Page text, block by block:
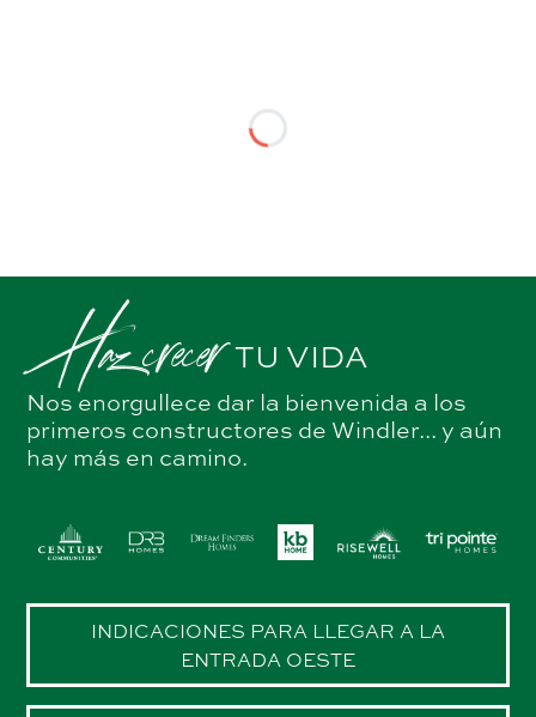
Haz crecer TU VIDA
Nos enorgullece dar la bienvenida a los
primeros constructores de Windler... y aún
hay más en camino.
INDICACIONES PARA LLEGAR A LA
ENTRADA OESTE